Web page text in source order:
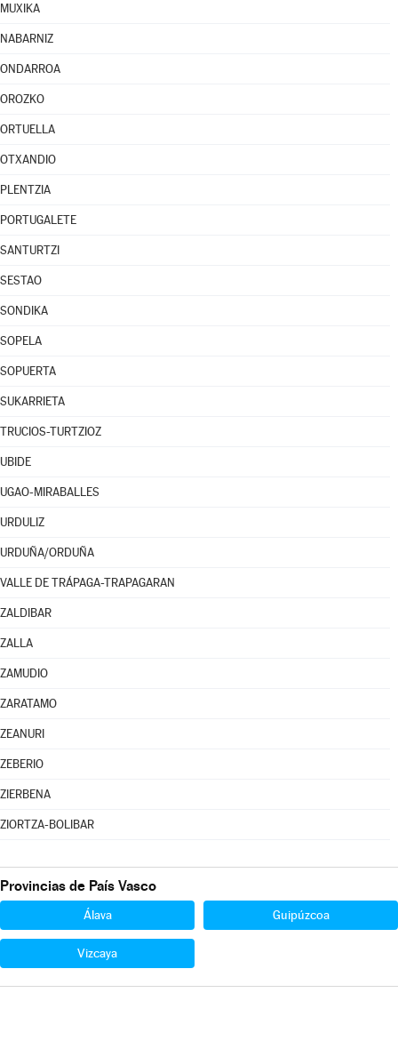
MUXIKA
NABARNIZ
ONDARROA
OROZKO
ORTUELLA
OTXANDIO
PLENTZIA
PORTUGALETE
SANTURTZI
SESTAO
SONDIKA
SOPELA
SOPUERTA
SUKARRIETA
TRUCIOS-TURTZIOZ
UBIDE
UGAO-MIRABALLES
URDULIZ
URDUÑA/ORDUÑA
VALLE DE TRÁPAGA-TRAPAGARAN
ZALDIBAR
ZALLA
ZAMUDIO
ZARATAMO
ZEANURI
ZEBERIO
ZIERBENA
ZIORTZA-BOLIBAR
Provincias de País Vasco
Álava Guipúzcoa
Vizcaya